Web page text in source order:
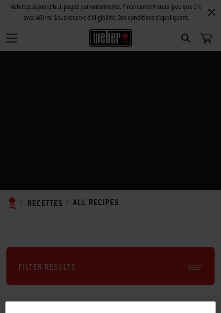
SEARCH
Achetez aujourd'hui, payez par versements. Financement aussi peu que 0 %
avec Affirm. Sous réserve d’éligibilité. Des conditions s’appliquent.
RECETTES ALL RECIPES
FILTER RESULTS